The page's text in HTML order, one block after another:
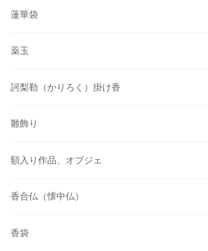
蓮華袋
薬玉
訶梨勒（かりろく）掛け香
雛飾り
額入り作品、オブジェ
香合仏（懐中仏）
香袋